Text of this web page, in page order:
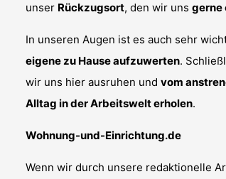
unser Rückzugsort, den wir uns gerne
In unseren Augen ist es auch sehr
eigene zu Hause aufzuwerten.
wir uns hier ausruhen und vom
Alltag in der Arbeitswelt erholen.
Wohnung-und-Einrichtung.de
Wenn wir durch unsere redaktionelle